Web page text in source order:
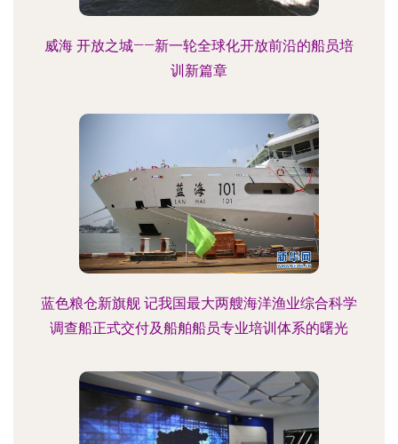
威海 开放之城——新一轮全球化开放前沿的船员培
训新篇章
蓝色粮仓新旗舰 记我国最大两艘海洋渔业综合科学
调查船正式交付及船舶船员专业培训体系的曙光